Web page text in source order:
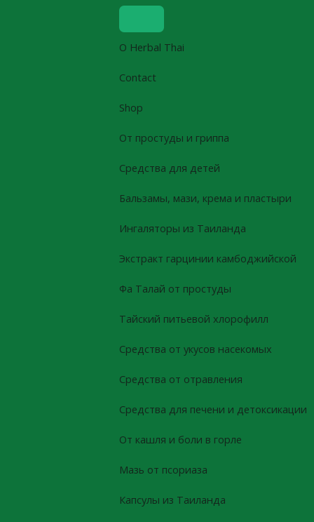
О Herbal Thai
Contact
Shop
От простуды и гриппа
Средства для детей
Бальзамы, мази, крема и пластыри
Ингаляторы из Таиланда
Экстракт гарцинии камбоджийской
Фа Талай от простуды
Тайский питьевой хлорофилл
Средства от укусов насекомых
Средства от отравления
Средства для печени и детоксикации
От кашля и боли в горле
Мазь от псориаза
Капсулы из Таиланда